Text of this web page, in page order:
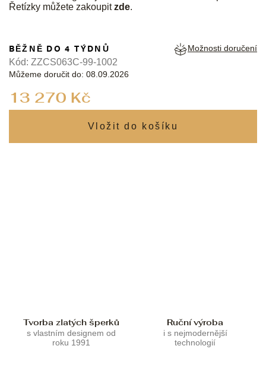
Řetízky můžete zakoupitzde.
13 270 Kč
BĚŽNĚ DO 4 TÝDNŮ
Můžeme doručit do: 08.09.2026
Možnosti doručení
Kód: ZZCS063C-99-1002
Tvorba zlatých šperků
s vlastním designem od
roku 1991
Ruční výroba
i s nejmodernější
technologií